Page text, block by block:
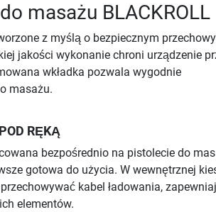
masażu BLACKROLL
z myślą o bezpiecznym
jakości wykonanie chroni urządzenie
wkładka pozwala wygodnie
masażu.
RĘKĄ
bezpośrednio na pistolecie do
gotowa do użycia. W wewnętrznej
kabel ładowania,
elementów.